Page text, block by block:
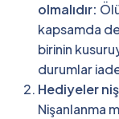
olmalıdır:
kapsamda
birinin
durumlar
Hediyeler
Nişanlanma